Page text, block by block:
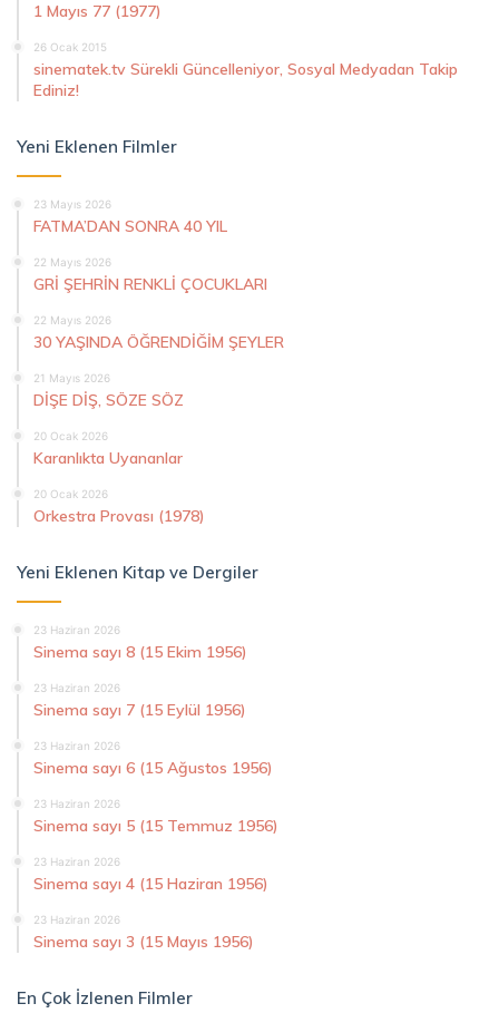
1 Mayıs 77 (1977)
26 Ocak 2015
sinematek.tv Sürekli Güncelleniyor, Sosyal Medyadan Takip
Ediniz!
Yeni Eklenen Filmler
23 Mayıs 2026
FATMA’DAN SONRA 40 YIL
22 Mayıs 2026
GRİ ŞEHRİN RENKLİ ÇOCUKLARI
22 Mayıs 2026
30 YAŞINDA ÖĞRENDİĞİM ŞEYLER
21 Mayıs 2026
DİŞE DİŞ, SÖZE SÖZ
20 Ocak 2026
Karanlıkta Uyananlar
20 Ocak 2026
Orkestra Provası (1978)
Yeni Eklenen Kitap ve Dergiler
23 Haziran 2026
Sinema sayı 8 (15 Ekim 1956)
23 Haziran 2026
Sinema sayı 7 (15 Eylül 1956)
23 Haziran 2026
Sinema sayı 6 (15 Ağustos 1956)
23 Haziran 2026
Sinema sayı 5 (15 Temmuz 1956)
23 Haziran 2026
Sinema sayı 4 (15 Haziran 1956)
23 Haziran 2026
Sinema sayı 3 (15 Mayıs 1956)
En Çok İzlenen Filmler